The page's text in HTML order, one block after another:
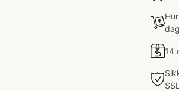
14
SSL